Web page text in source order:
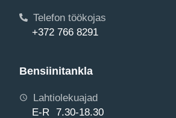
Telefon töökojas
+372 766 8291
Bensiinitankla
Lahtiolekuajad
E-R 7.30-18.30